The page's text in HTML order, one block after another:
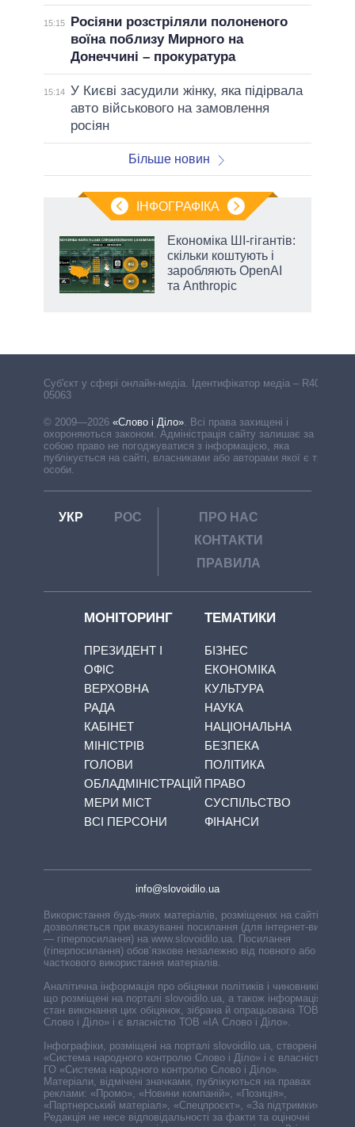
15:15
Росіяни розстріляли полоненого
воїна поблизу Мирного на
Донеччині – прокуратура
15:14 У Києві засудили жінку, яка підірвала
авто військового на замовлення
росіян
Більше новин
ІНФОГРАФІКА
Економіка ШІ-гігантів:
скільки коштують і
заробляють OpenAI
та Anthropic
Cуб'єкт у сфері онлайн-медіа. Ідентифікатор медіа – R40-
05063
© 2009—2026 «Слово і Діло». Всі права захищені і
охороняються законом. Адміністрація сайту залишає за
собою право не погоджуватися з інформацією, яка
публікується на сайті, власниками або авторами якої є треті
особи.
УКР РОС
ПРО НАС
КОНТАКТИ
ПРАВИЛА
МОНІТОРИНГ
ПРЕЗИДЕНТ І
ОФІС
ВЕРХОВНА
РАДА
КАБІНЕТ
МІНІСТРІВ
ГОЛОВИ
ОБЛАДМІНІСТРАЦІЙ
МЕРИ МІСТ
ВСІ ПЕРСОНИ
ТЕМАТИКИ
БІЗНЕС
ЕКОНОМІКА
КУЛЬТУРА
НАУКА
НАЦІОНАЛЬНА
БЕЗПЕКА
ПОЛІТИКА
ПРАВО
СУСПІЛЬСТВО
ФІНАНСИ
info@slovoidilo.ua
Використання будь-яких матеріалів, розміщених на сайті,
дозволяється при вказуванні посилання (для інтернет-видань
— гіперпосилання) на www.slovoidilo.ua. Посилання
(гіперпосилання) обов’язкове незалежно від повного або
часткового використання матеріалів.
Аналітична інформація про обіцянки політиків і чиновників,
що розміщені на порталі slovoidilo.ua, а також інформація про
стан виконання цих обіцянок, зібрана й опрацьована ТОВ «ІА
Слово і Діло» і є власністю ТОВ «ІА Слово і Діло».
Інфографіки, розміщені на порталі slovoidilo.ua, створені ГО
«Система народного контролю Слово і Діло» і є власністю
ГО «Система народного контролю Слово і Діло».
Матеріали, відмічені значками, публікуються на правах
реклами: «Промо», «Новини компаній», «Позиція»,
«Партнерський матеріал», «Спецпроєкт», «За підтримки».
Редакція не несе відповідальності за факти та оціночні